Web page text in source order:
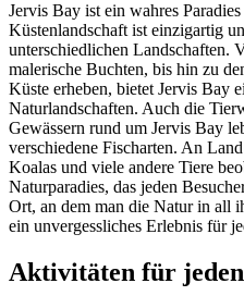
Jervis Bay ist ein wahres
Küstenlandschaft ist einzigartig
unterschiedlichen Landschaften.
malerische Buchten, bis hin zu
Küste erheben, bietet Jervis Bay
Naturlandschaften. Auch die
Gewässern rund um Jervis Bay
verschiedene Fischarten. An
Koalas und viele andere Tiere
Naturparadies, das jeden
Ort, an dem man die Natur in all
ein unvergessliches Erlebnis für
Aktivitäten für